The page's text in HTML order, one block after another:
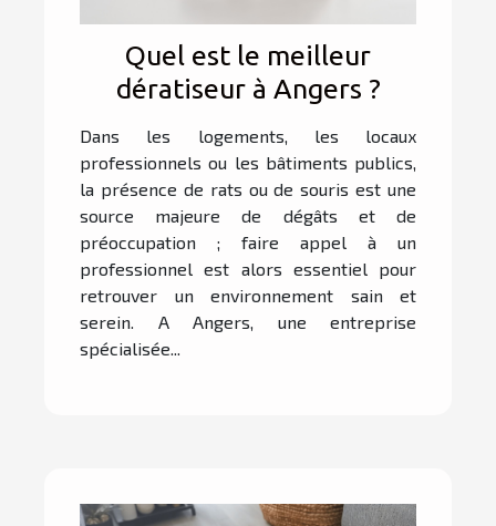
Quel est le meilleur
dératiseur à Angers ?
Dans les logements, les locaux
professionnels ou les bâtiments publics,
la présence de rats ou de souris est une
source majeure de dégâts et de
préoccupation ; faire appel à un
professionnel est alors essentiel pour
retrouver un environnement sain et
serein. A Angers, une entreprise
spécialisée...